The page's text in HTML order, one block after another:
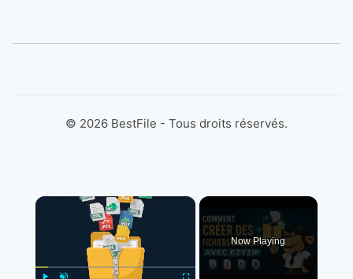
© 2026 BestFile - Tous droits réservés.
×
Now Playing